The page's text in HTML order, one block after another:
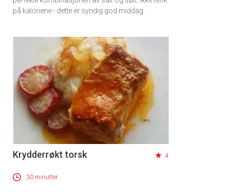
på kaloriene - dette er syndig god middag.
Krydderrøkt torsk 4
30 minutter